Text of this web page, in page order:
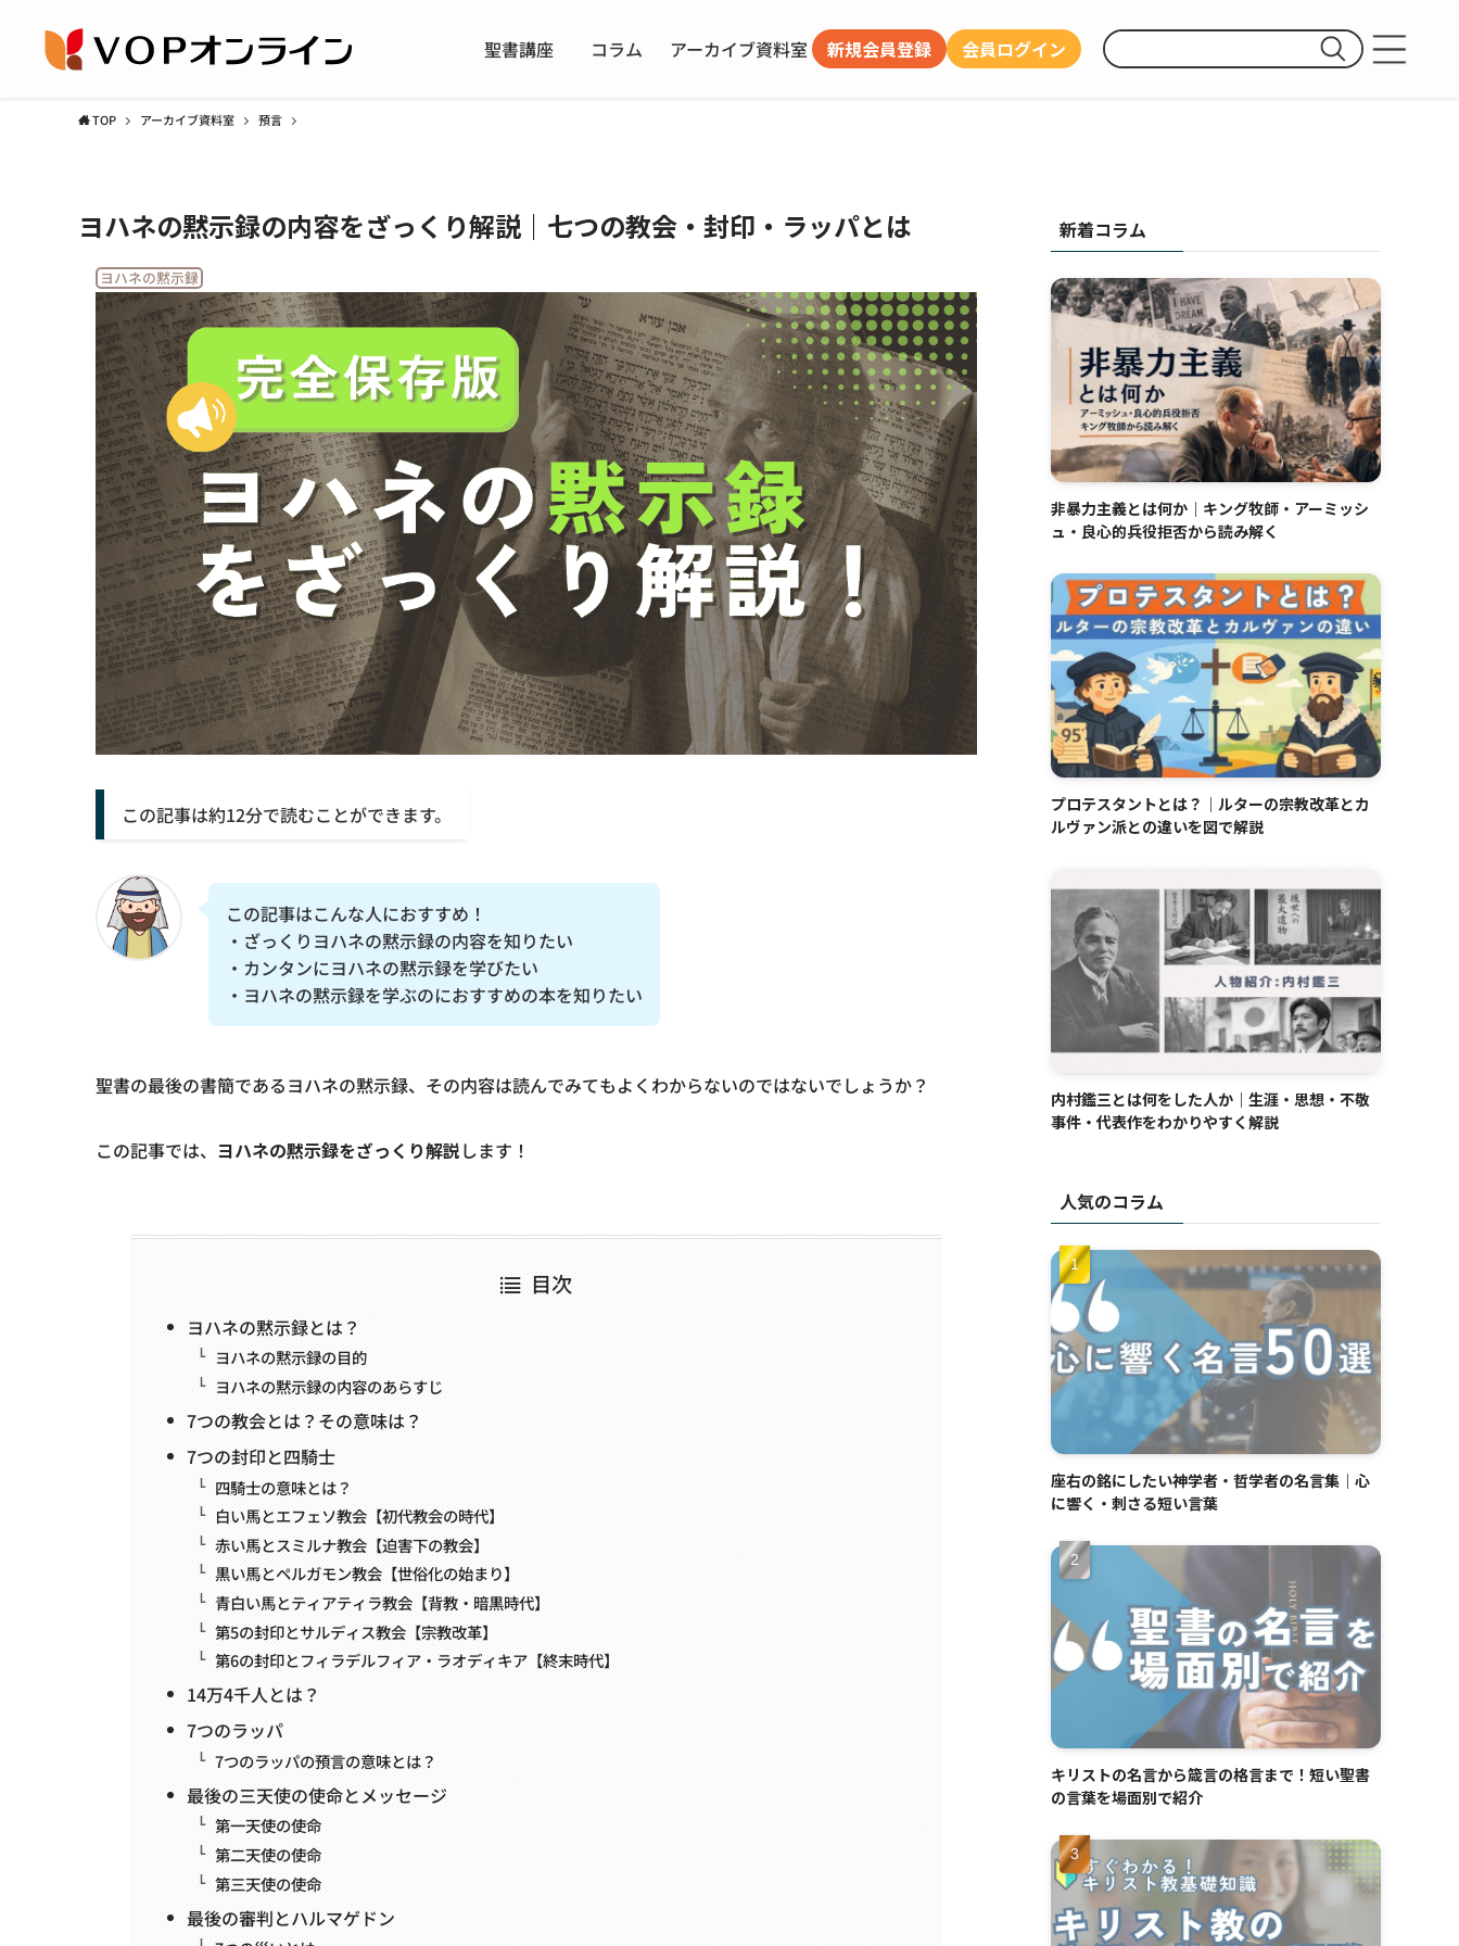
プライバシーポリシー
聖書講座 コラム アーカイブ資料室 新規会員登録 会員ログイン
TOP アーカイブ資料室 預言
ヨハネの黙示録の内容をざっくり解説｜七つの教会・封印・ラッパとは
ヨハネの黙示録
この記事は約12分で読むことができます。
この記事はこんな人におすすめ！
・ざっくりヨハネの黙示録の内容を知りたい
・カンタンにヨハネの黙示録を学びたい
・ヨハネの黙示録を学ぶのにおすすめの本を知りたい
聖書の最後の書簡であるヨハネの黙示録、その内容は読んでみてもよくわからないのではないでしょうか？
この記事では、 ヨハネの黙示録をざっくり解説します！
目次
ヨハネの黙示録とは？
ヨハネの黙示録の目的
ヨハネの黙示録の内容のあらすじ
7つの教会とは？その意味は？
7つの封印と四騎士
四騎士の意味とは？
白い馬とエフェソ教会【初代教会の時代】
赤い馬とスミルナ教会【迫害下の教会】
黒い馬とペルガモン教会【世俗化の始まり】
青白い馬とティアティラ教会【背教・暗黒時代】
第5の封印とサルディス教会【宗教改革】
第6の封印とフィラデルフィア・ラオディキア【終末時代】
14万4千人とは？
7つのラッパ
7つのラッパの預言の意味とは？
最後の三天使の使命とメッセージ
第一天使の使命
第二天使の使命
第三天使の使命
最後の審判とハルマゲドン
新着コラム
非暴力主義とは何か｜キング牧師・アーミッシ
ュ・良心的兵役拒否から読み解く
プロテスタントとは？｜ルターの宗教改革とカ
ルヴァン派との違いを図で解説
内村鑑三とは何をした人か｜生涯・思想・不敬
事件・代表作をわかりやすく解説
人気のコラム
座右の銘にしたい神学者・哲学者の名言集｜心
に響く・刺さる短い言葉
キリストの名言から箴言の格言まで！短い聖書
の言葉を場面別で紹介